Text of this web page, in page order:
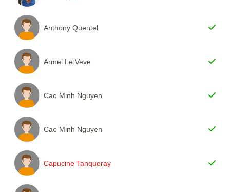
Anthony Quentel
Armel Le Veve
Cao Minh Nguyen
Cao Minh Nguyen
Capucine Tanqueray